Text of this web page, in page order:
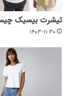
تیشرت بیسیک
۱۴۰۳-۱۱-۳۰